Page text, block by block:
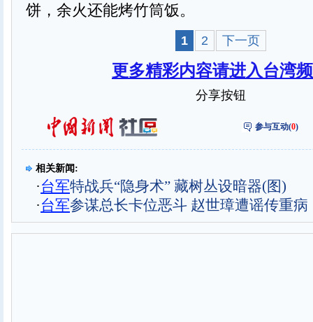
饼，余火还能烤竹筒饭。
1 2 下一页
更多精彩内容请进入台湾
分享按钮
参与互动(0)
相关新闻:
·台军特战兵“隐身术” 藏树丛设暗器(图)
·台军参谋总长卡位恶斗 赵世璋遭谣传重病